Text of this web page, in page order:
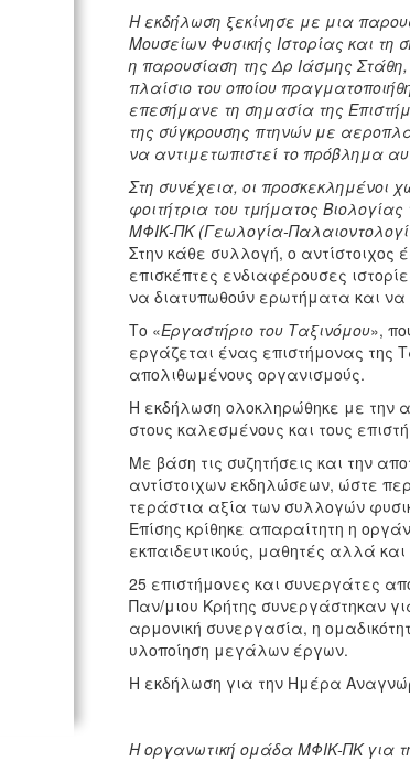
Η εκδήλωση ξεκίνησε με μια
Μουσείων Φυσικής Ιστορίας και
η παρουσίαση της Δρ Ιάσμης
πλαίσιο του οποίου
επεσήμανε τη σημασία της
της σύγκρουσης πτηνών με
να αντιμετωπιστεί το πρόβλημα
Στη συνέχεια, οι προσκεκλημένοι
φοιτήτρια του τμήματος
ΜΦΙΚ-ΠΚ (Γεωλογία-
Στην κάθε συλλογή, ο αντίστοιχος
επισκέπτες ενδιαφέρουσες
να διατυπωθούν ερωτήματα και να
Το «Εργαστήριο του Ταξινόμου»,
εργάζεται ένας επιστήμονας της
απολιθωμένους οργανισμούς.
Η εκδήλωση ολοκληρώθηκε με την
στους καλεσμένους και τους
Με βάση τις συζητήσεις και την
αντίστοιχων εκδηλώσεων, ώστε
τεράστια αξία των συλλογών
Επίσης κρίθηκε απαραίτητη η
εκπαιδευτικούς, μαθητές αλλά και
25 επιστήμονες και συνεργάτες
Παν/μιου Κρήτης συνεργάστηκαν
αρμονική συνεργασία, η
υλοποίηση μεγάλων έργων.
Η εκδήλωση για την Ημέρα
Η οργανωτική ομάδα ΜΦΙΚ-ΠΚ για